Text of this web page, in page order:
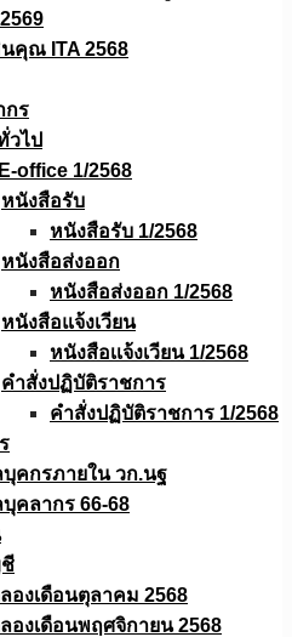
คุณ ITA 2568
กร
วไป
office 1/2568
หนังสือรับ
หนังสือรับ 1/2568
หนังสือส่งออก
หนังสือส่งออก 1/2568
หนังสือแจ้งเวียน
หนังสือเเจ้งเวียน 1/2568
คำสั่งปฏิบัติราชการ
คำสั่งปฏิบัติราชการ 1/2568
คกรภายใน วก.นฐ
คลากร 66-68
องเดือนตุลาคม 2568
องเดือนพฤศจิกายน 2568